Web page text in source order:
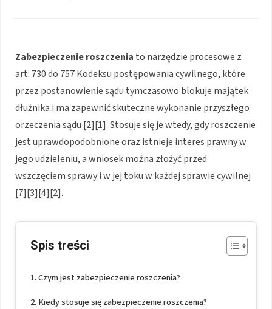
Zabezpieczenie roszczenia to narzędzie procesowe z
art. 730 do 757 Kodeksu postępowania cywilnego, które
przez postanowienie sądu tymczasowo blokuje majątek
dłużnika i ma zapewnić skuteczne wykonanie przyszłego
orzeczenia sądu [2][1]. Stosuje się je wtedy, gdy roszczenie
jest uprawdopodobnione oraz istnieje interes prawny w
jego udzieleniu, a wniosek można złożyć przed
wszczęciem sprawy i w jej toku w każdej sprawie cywilnej
[7][3][4][2].
Spis treści
Czym jest zabezpieczenie roszczenia?
Kiedy stosuje się zabezpieczenie roszczenia?